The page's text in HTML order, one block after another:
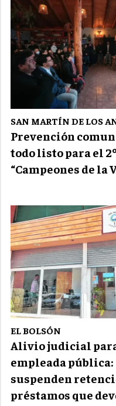
SAN MARTÍN DE LOS
Prevención
todo listo para el
“Campeones de la
EL BOLSÓN
Alivio judicial
empleada pública:
suspenden
préstamos que